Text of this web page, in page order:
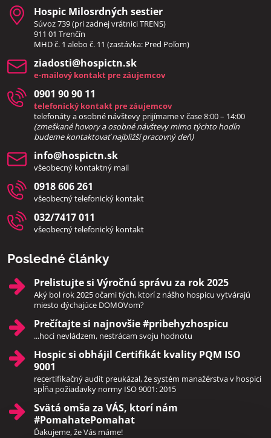
Hospic Milosrdných sestier
Súvoz 739 (pri zadnej vrátnici TRENS)
911 01 Trenčín
MHD č. 1 alebo č. 11 (zastávka: Pred Poľom)
ziadosti​@hospictn​.sk
e-mailový kontakt pre záujemcov
0901 90 90 11
telefonický kontakt pre záujemcov
telefonáty a osobné návštevy prijímame v čase 8:00 – 14:00
(zmeškané hovory a osobné návštevy mimo týchto hodín
budeme kontaktovať najbližší pracovný deň)
info​@hospictn​.sk
všeobecný kontaktný mail
0918 606 261
všeobecný telefonický kontakt
032/7417 011
všeobecný telefonický kontakt
Posledné články
Prelistujte si Výročnú správu za rok 2025
Aký bol rok 2025 očami tých, ktorí z nášho hospicu vytvárajú
miesto dýchajúce DOMOVom?
Prečítajte si najnovšie #pribehyzhospicu
...hoci nevládzem, nestrácam svoju hodnotu
Hospic si obhájil Certifikát kvality PQM ISO
9001
recertifikačný audit preukázal, že systém manažérstva v hospici
spĺňa požiadavky normy ISO 9001: 2015
Svätá omša za VÁS, ktorí nám
#PomahatePomahat
Ďakujeme, že Vás máme!